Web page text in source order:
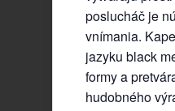
poslucháč je
vnímania.
jazyku black
formy a
hudobného